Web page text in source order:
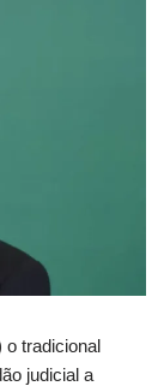
o tradicional
judicial a